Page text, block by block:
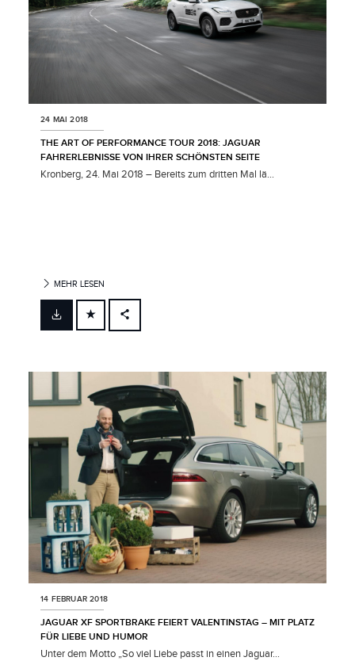
24 MAI 2018
THE ART OF PERFORMANCE TOUR 2018: JAGUAR
FAHRERLEBNISSE VON IHRER SCHÖNSTEN SEITE
Kronberg, 24. Mai 2018 – Bereits zum dritten Mal lä...
MEHR LESEN
FACEBOOK
SHARE
14 FEBRUAR 2018
JAGUAR XF SPORTBRAKE FEIERT VALENTINSTAG – MIT PLATZ
FÜR LIEBE UND HUMOR
Unter dem Motto „So viel Liebe passt in einen Jaguar...